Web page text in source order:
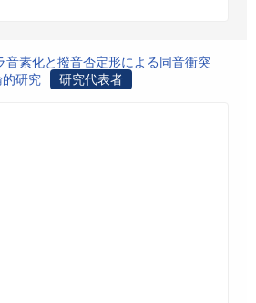
音素化と撥音否定形による同音衝突
研究
研究代表者